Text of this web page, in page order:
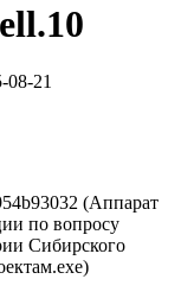
08-21
(Аппарат
по вопросу
Сибирского